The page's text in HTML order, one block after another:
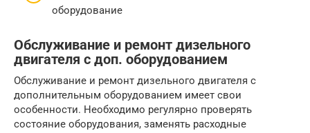
оборудование
Обслуживание и ремонт дизельного
двигателя с доп. оборудованием
Обслуживание и ремонт дизельного двигателя с
дополнительным оборудованием имеет свои
особенности. Необходимо регулярно проверять
состояние оборудования, заменять расходные